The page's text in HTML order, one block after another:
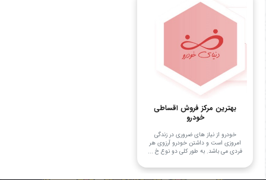
بهترین مرکز فروش اقساطی
خودرو
خودرو از نیاز های ضروری در زندگی
امروزی است و داشتن خودرو آرزوی هر
فردی می باشد. به طور کلی دو نوع خ ...